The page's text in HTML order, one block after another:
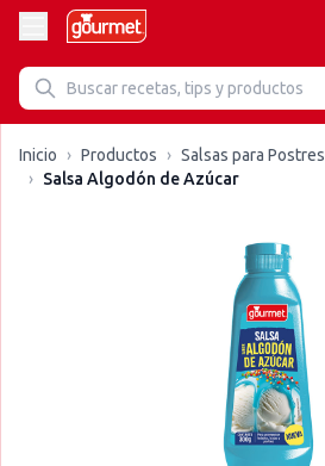
Inicio › Productos › Salsas para Postres
› Salsa Algodón de Azúcar